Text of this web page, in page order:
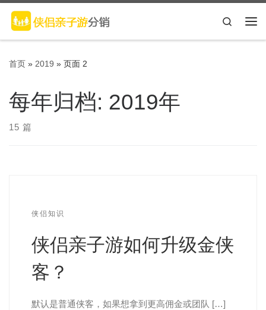
Skip to content
Search
首页 » 2019 » 页面 2
每年归档: 2019年
15 篇
侠侣知识
侠侣亲子游如何升级金侠
客？
默认是普通侠客，如果想拿到更高佣金或团队 […]